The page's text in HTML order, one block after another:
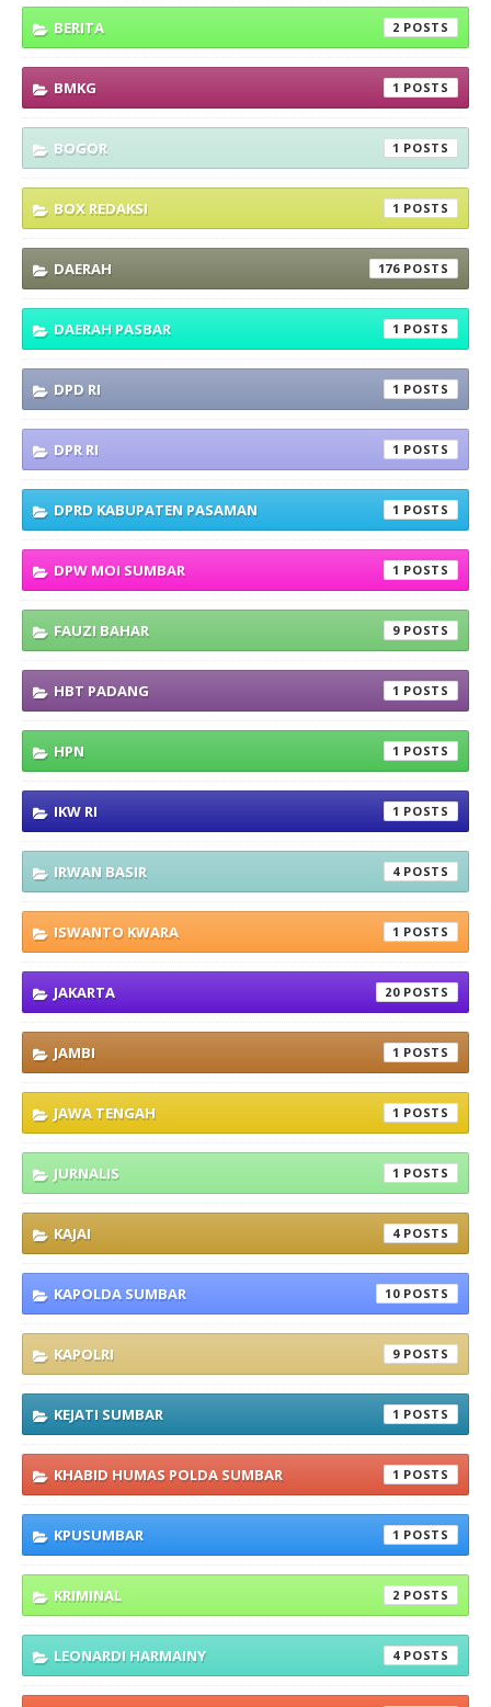
BERITA 2
BMKG 1
BOGOR 1
BOX REDAKSI 1
DAERAH 176
DAERAH PASBAR 1
DPD RI 1
DPR RI 1
DPRD KABUPATEN PASAMAN 1
DPW MOI SUMBAR 1
FAUZI BAHAR 9
HBT PADANG 1
HPN 1
IKW RI 1
IRWAN BASIR 4
ISWANTO KWARA 1
JAKARTA 20
JAMBI 1
JAWA TENGAH 1
JURNALIS 1
KAJAI 4
KAPOLDA SUMBAR 10
KAPOLRI 9
KEJATI SUMBAR 1
KHABID HUMAS POLDA SUMBAR 1
KPUSUMBAR 1
KRIMINAL 2
LEONARDI HARMAINY 4